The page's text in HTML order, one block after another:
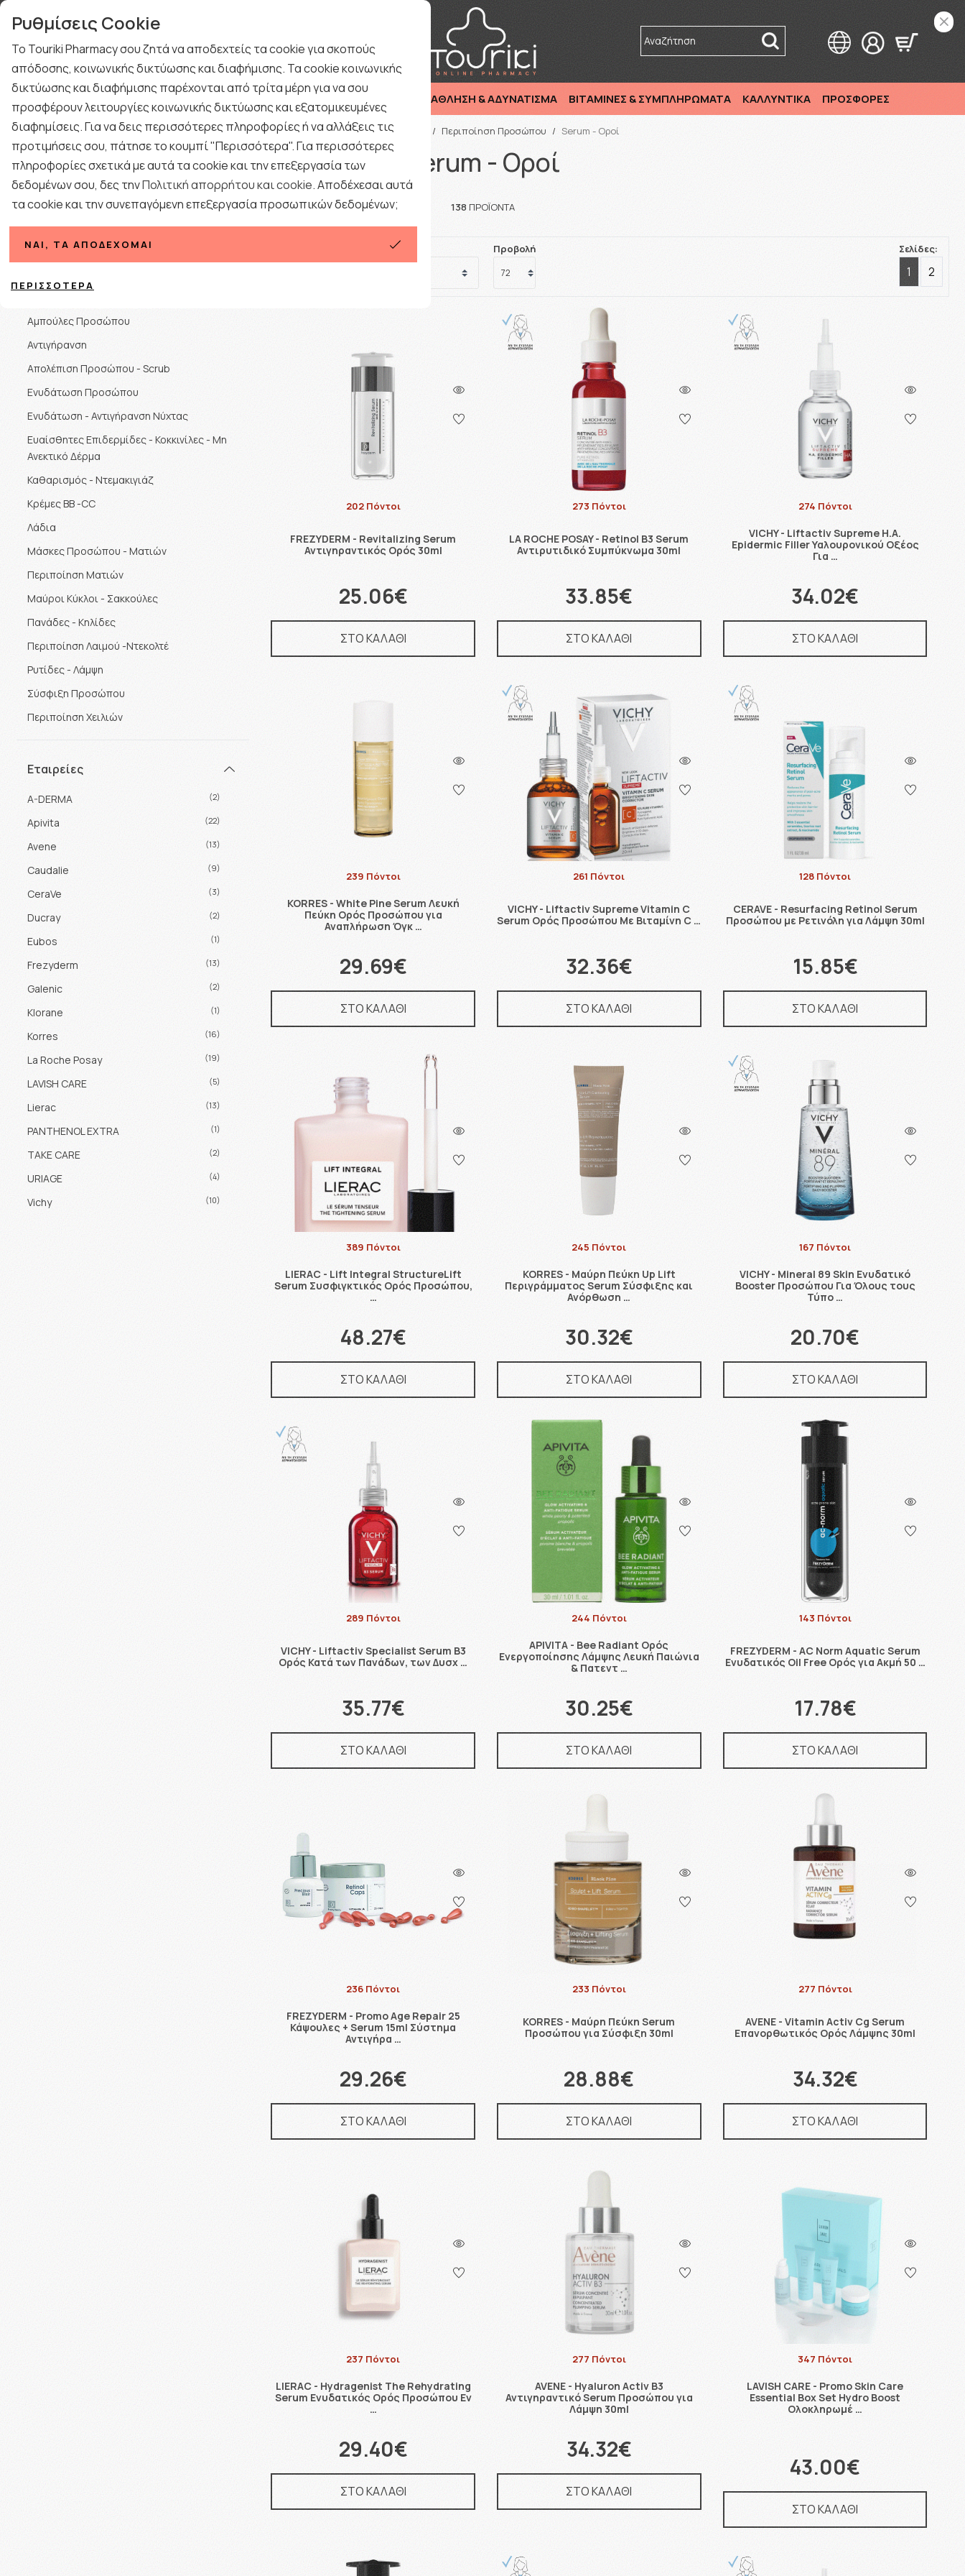
Τηλεφωνική Υποστήριξη : Καθημερινά 9:00-17·00 εκτός Σαββάτου/ Αργιών
ΔΩΡΑ ΓΙΑ ΑΝΔΡΕΣ
ΠΡΟΤΑΣΕΙΣ ΔΩΡΩΝ
BLOG
Αναζήτηση
ΕΠΟΧΙΑΚΑ ΦΑΡΜΑΚΕΙΟ ΓΥΝΑΙΚΑ ΑΝΔΡΑΣ ΜΗΤΕΡΑ & ΠΑΙΔΙ ΑΘΛΗΣΗ & ΑΔΥΝΑΤΙΣΜΑ ΒΙΤΑΜΙΝΕΣ & ΣΥΜΠΛΗΡΩΜΑΤΑ ΚΑΛΛΥΝΤΙΚΑ ΠΡΟΣΦΟΡΕΣ
Αρχική / ΓΥΝΑΙΚΑ / Περιποίηση Προσώπου / Serum - Οροί
Serum - Οροί
138 ΠΡΟΪΟΝΤΑ
Κατηγορίες
Αμπούλες Προσώπου
Αντιγήρανση
Απολέπιση Προσώπου - Scrub
Ενυδάτωση Προσώπου
Ενυδάτωση - Αντιγήρανση Νύχτας
Ευαίσθητες Επιδερμίδες - Κοκκινίλες - Μη
Ανεκτικό Δέρμα
Καθαρισμός - Ντεμακιγιάζ
Κρέμες BB -CC
Λάδια
Μάσκες Προσώπου - Ματιών
Περιποίηση Ματιών
Μαύροι Κύκλοι - Σακκούλες
Πανάδες - Κηλίδες
Περιποίηση Λαιμού -Ντεκολτέ
Ρυτίδες - Λάμψη
Σύσφιξη Προσώπου
Περιποίηση Χειλιών
Εταιρείες
A-DERMA (2)
Apivita (22)
Avene (13)
Caudalie (9)
CeraVe (3)
Ducray (2)
Eubos (1)
Frezyderm (13)
Galenic (2)
Klorane (1)
Korres (16)
La Roche Posay (19)
LAVISH CARE (5)
Lierac (13)
PANTHENOL EXTRA (1)
TAKE CARE (2)
URIAGE (4)
Vichy (10)
Προβολή Σελίδες:
1 2
202 Πόντοι
FREZYDERM - Revitalizing Serum
Αντιγηραντικός Ορός 30ml
25.06€
ΣΤΟ ΚΑΛΑΘΙ
273 Πόντοι
LA ROCHE POSAY - Retinol B3 Serum
Αντιρυτιδικό Συμπύκνωμα 30ml
33.85€
ΣΤΟ ΚΑΛΑΘΙ
274 Πόντοι
VICHY - Liftactiv Supreme H.A.
Epidermic Filler Υαλουρονικού Οξέος
Για …
34.02€
ΣΤΟ ΚΑΛΑΘΙ
239 Πόντοι
KORRES - White Pine Serum Λευκή
Πεύκη Ορός Προσώπου για
Αναπλήρωση Όγκ …
29.69€
ΣΤΟ ΚΑΛΑΘΙ
261 Πόντοι
VICHY - Liftactiv Supreme Vitamin C
Serum Ορός Προσώπου Με Βιταμίνη C …
32.36€
ΣΤΟ ΚΑΛΑΘΙ
128 Πόντοι
CERAVE - Resurfacing Retinol Serum
Προσώπου με Ρετινόλη για Λάμψη 30ml
15.85€
ΣΤΟ ΚΑΛΑΘΙ
389 Πόντοι
LIERAC - Lift Integral StructureLift
Serum Συσφιγκτικός Ορός Προσώπου,
…
48.27€
ΣΤΟ ΚΑΛΑΘΙ
245 Πόντοι
KORRES - Μαύρη Πεύκη Up Lift
Περιγράμματος Serum Σύσφιξης και
Ανόρθωση …
30.32€
ΣΤΟ ΚΑΛΑΘΙ
167 Πόντοι
VICHY - Mineral 89 Skin Ενυδατικό
Booster Προσώπου Για Όλους τους
Τύπο …
20.70€
ΣΤΟ ΚΑΛΑΘΙ
289 Πόντοι
VICHY - Liftactiv Specialist Serum B3
Ορός Κατά των Πανάδων, των Δυσχ …
35.77€
ΣΤΟ ΚΑΛΑΘΙ
244 Πόντοι
APIVITA - Bee Radiant Ορός
Ενεργοποίησης Λάμψης Λευκή Παιώνια
& Πατεντ …
30.25€
ΣΤΟ ΚΑΛΑΘΙ
143 Πόντοι
FREZYDERM - AC Norm Aquatic Serum
Ενυδατικός Oil Free Ορός για Ακμή 50 …
17.78€
ΣΤΟ ΚΑΛΑΘΙ
236 Πόντοι
FREZYDERM - Promo Age Repair 25
Κάψουλες + Serum 15ml Σύστημα
Αντιγήρα …
29.26€
ΣΤΟ ΚΑΛΑΘΙ
233 Πόντοι
KORRES - Μαύρη Πεύκη Serum
Προσώπου για Σύσφιξη 30ml
28.88€
ΣΤΟ ΚΑΛΑΘΙ
277 Πόντοι
AVENE - Vitamin Activ Cg Serum
Επανορθωτικός Ορός Λάμψης 30ml
34.32€
ΣΤΟ ΚΑΛΑΘΙ
237 Πόντοι
LIERAC - Hydragenist The Rehydrating
Serum Ενυδατικός Ορός Προσώπου Εν
…
29.40€
ΣΤΟ ΚΑΛΑΘΙ
277 Πόντοι
AVENE - Hyaluron Activ B3
Αντιγηραντικό Serum Προσώπου για
Λάμψη 30ml
34.32€
ΣΤΟ ΚΑΛΑΘΙ
347 Πόντοι
LAVISH CARE - Promo Skin Care
Essential Box Set Hydro Boost
Ολοκληρωμέ …
43.00€
ΣΤΟ ΚΑΛΑΘΙ
Ρυθμίσεις Cookie
Το Touriki Pharmacy σου ζητά να αποδεχτείς τα cookie για σκοπούς
απόδοσης, κοινωνικής δικτύωσης και διαφήμισης. Τα cookie κοινωνικής
δικτύωσης και διαφήμισης παρέχονται από τρίτα μέρη για να σου
προσφέρουν λειτουργίες κοινωνικής δικτύωσης και εξατομικευμένες
διαφημίσεις. Για να δεις περισσότερες πληροφορίες ή να αλλάξεις τις
προτιμήσεις σου, πάτησε το κουμπί "Περισσότερα". Για περισσότερες
πληροφορίες σχετικά με αυτά τα cookie και την επεξεργασία των
δεδομένων σου, δες τηνΠολιτική απορρήτου και cookie. Αποδέχεσαι αυτά
τα cookie και την συνεπαγόμενη επεξεργασία προσωπικών δεδομένων;
ΝΑΙ, ΤΑ ΑΠΟΔΈΧΟΜΑΙ
ΠΕΡΙΣΣΌΤΕΡΑ